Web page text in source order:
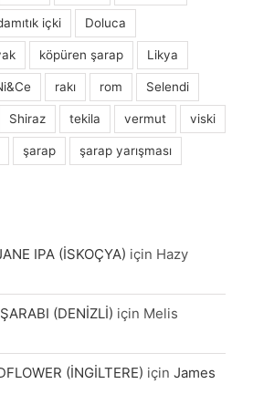
içki Doluca
köpüren şarap Likya
rakı rom Selendi
Shiraz tekila vermut viski
şarap şarap yarışması
IPA (İSKOÇYA) için Hazy
(DENİZLİ) için Melis
(İNGİLTERE) için James